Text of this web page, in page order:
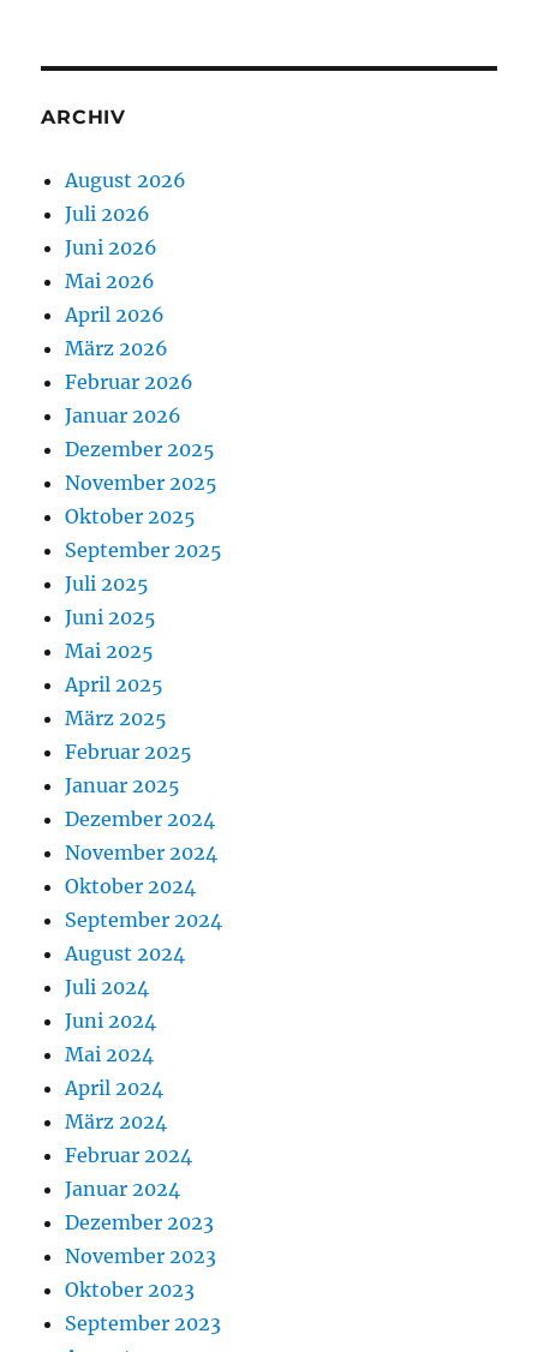
ARCHIV
August 2026
Juli 2026
Juni 2026
Mai 2026
April 2026
März 2026
Februar 2026
Januar 2026
Dezember 2025
November 2025
Oktober 2025
September 2025
Juli 2025
Juni 2025
Mai 2025
April 2025
März 2025
Februar 2025
Januar 2025
Dezember 2024
November 2024
Oktober 2024
September 2024
August 2024
Juli 2024
Juni 2024
Mai 2024
April 2024
März 2024
Februar 2024
Januar 2024
Dezember 2023
November 2023
Oktober 2023
September 2023